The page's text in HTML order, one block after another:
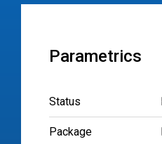
Parametrics
Status
Package